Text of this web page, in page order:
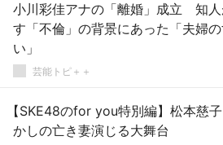
小川彩佳アナの「離婚」成立 知
す「不倫」の背景にあった「夫婦
い」
芸能トピ＋＋
【SKE48のfor you特別編】松本慈
かしの亡き妻演じる大舞台